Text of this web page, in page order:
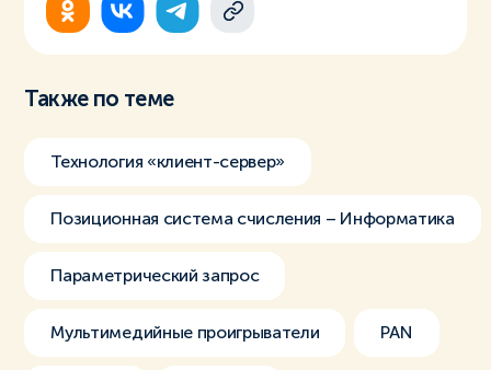
Также по теме
Технология «клиент-сервер»
Позиционная система счисления – Информатика
Параметрический запрос
Мультимедийные проигрыватели PAN